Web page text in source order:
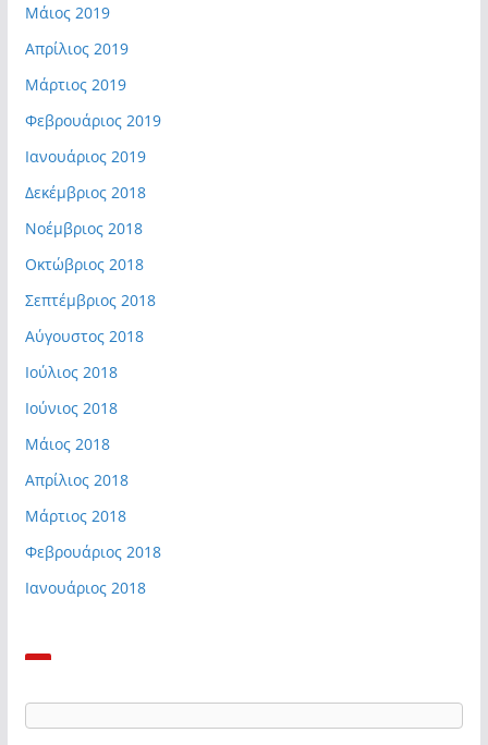
Μάιος 2019
Απρίλιος 2019
Μάρτιος 2019
Φεβρουάριος 2019
Ιανουάριος 2019
Δεκέμβριος 2018
Νοέμβριος 2018
Οκτώβριος 2018
Σεπτέμβριος 2018
Αύγουστος 2018
Ιούλιος 2018
Ιούνιος 2018
Μάιος 2018
Απρίλιος 2018
Μάρτιος 2018
Φεβρουάριος 2018
Ιανουάριος 2018